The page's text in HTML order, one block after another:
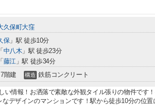
久保町大窪
保」駅 徒歩10分
「 中八木 」駅 徒歩23分
「 藤江」駅 徒歩34分
7階建 構造 鉄筋コンクリート
い情報！お洒落で素敵な外観タイル張りの物件です
なデザインのマンションです！駅から徒歩10分の位置